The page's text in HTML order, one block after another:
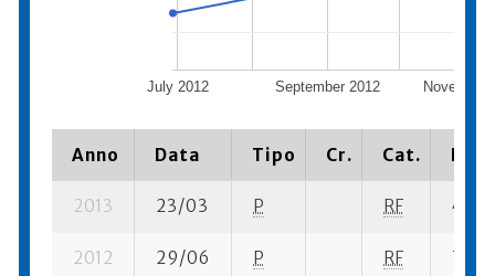
July 2012 September 2012 November
Anno Data Tipo Cr. Cat.
2013 23/03 P RF 42
2012 29/06 P RF 7 su-